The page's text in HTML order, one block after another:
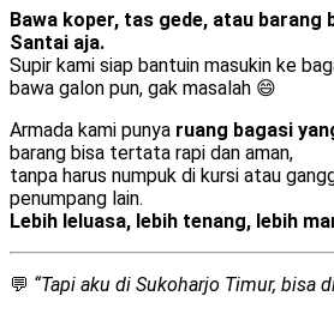
Bawa koper, tas gede, atau barang
Santai aja.
Supir kami siap bantuin masukin ke
bawa galon pun, gak masalah 😄
Armada kami punya ruang bagasi
barang bisa tertata rapi dan aman,
tanpa harus numpuk di kursi atau
penumpang lain.
Lebih leluasa, lebih tenang, lebih
💬 “Tapi aku di Sukoharjo Timur, bisa